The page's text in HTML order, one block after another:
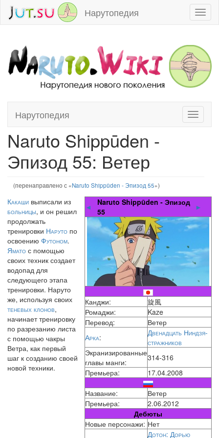
Нарутопедия
Toggle
Нарутопедия
Перейти к:навигация,поиск
Naruto Shippūden -
Эпизод 55: Ветер
(перенаправлено с «Naruto Shippūden - Эпизод 55»)
◄
Naruto Shippūden - Эпизод
55
►
Канджи:
旋風
Ромаджи:
Kaze
Перевод:
Ветер
Арка:
Двенадцать Ниндзя-
стражников
Экранизированные
главы манги:
314-316
Премьера:
17.04.2008
Название:
Ветер
Премьера:
2.06.2012
Дебюты
Новые персонажи: Нет
Дотон: Дорью
Какаши выписали из
больницы, и он решил
продолжать
тренировки Наруто по
освоению Футоном.
Ямато с помощью
своих техник создает
водопад для
следующего этапа
тренировки. Наруто
же, используя своих
теневых клонов,
начинает тренировку
по разрезанию листа
с помощью чакры
Ветра, как первый
шаг к созданию своей
новой техники.